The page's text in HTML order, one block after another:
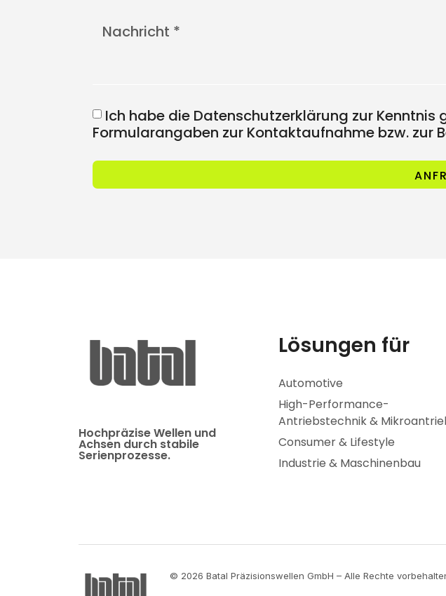
Ich habe die Datenschutzerklärung zur
Formularangaben zur Kontaktaufnahme bzw. zur
Hochpräzise Wellen und
Achsen durch stabile
Serienprozesse.
Lösungen für
Automotive
High-Performance-
Antriebstechnik &
Consumer & Lifestyle
Industrie & Maschinenbau
© 2026 Batal Präzisionswellen GmbH – Alle Rechte